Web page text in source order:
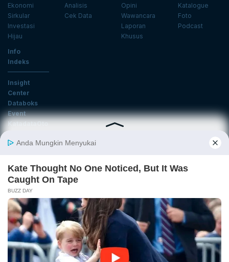
Ekonomi
Sirkular
Investasi
Hijau
Analisis
Cek Data
Opini
Wawancara
Laporan
Khusus
Katalogue
Foto
Podcast
Info
Indeks
Insight
Center
Databoks
Event
KatadataOto
Email
Tentang Katadata Advertising
Pedoman Media Siber
Kebijakan Privasi
Disclaimer
Hubungi Kami